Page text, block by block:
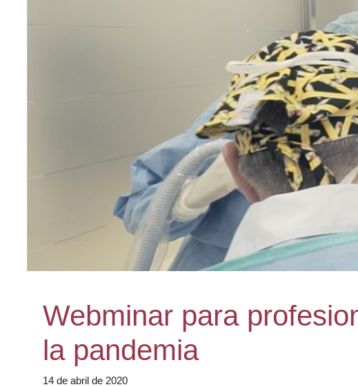
Webminar para
la pandemia
14 de abril de 2020